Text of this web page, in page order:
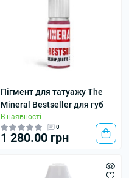
Пігмент для татуажу The
Mineral Bestseller для губ
В наявності
0
1 280.00 грн